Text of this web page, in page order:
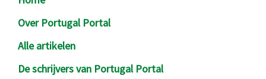
Over Portugal Portal
Alle artikelen
De schrijvers van Portugal Portal